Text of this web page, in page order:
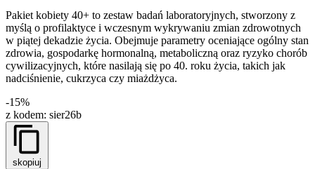
Pakiet kobiety 40+ to zestaw badań laboratoryjnych, stworzony z
myślą o profilaktyce i wczesnym wykrywaniu zmian zdrowotnych
w piątej dekadzie życia. Obejmuje parametry oceniające ogólny stan
zdrowia, gospodarkę hormonalną, metaboliczną oraz ryzyko chorób
cywilizacyjnych, które nasilają się po 40. roku życia, takich jak
nadciśnienie, cukrzyca czy miażdżyca.
-15%
z kodem: sier26b
skopiuj